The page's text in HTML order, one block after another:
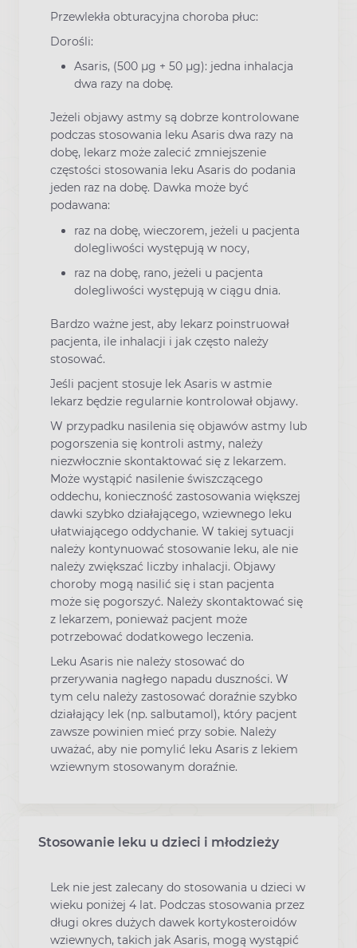
Przewlekła obturacyjna choroba płuc:
Dorośli:
Asaris, (500 μg + 50 μg): jedna inhalacja
dwa razy na dobę.
Jeżeli objawy astmy są dobrze kontrolowane
podczas stosowania leku Asaris dwa razy na
dobę, lekarz może zalecić zmniejszenie
częstości stosowania leku Asaris do podania
jeden raz na dobę. Dawka może być
podawana:
raz na dobę, wieczorem, jeżeli u pacjenta
dolegliwości występują w nocy,
raz na dobę, rano, jeżeli u pacjenta
dolegliwości występują w ciągu dnia.
Bardzo ważne jest, aby lekarz poinstruował
pacjenta, ile inhalacji i jak często należy
stosować.
Jeśli pacjent stosuje lek Asaris w astmie
lekarz będzie regularnie kontrolował objawy.
W przypadku nasilenia się objawów astmy lub
pogorszenia się kontroli astmy, należy
niezwłocznie skontaktować się z lekarzem.
Może wystąpić nasilenie świszczącego
oddechu, konieczność zastosowania większej
dawki szybko działającego, wziewnego leku
ułatwiającego oddychanie. W takiej sytuacji
należy kontynuować stosowanie leku, ale nie
należy zwiększać liczby inhalacji. Objawy
choroby mogą nasilić się i stan pacjenta
może się pogorszyć. Należy skontaktować się
z lekarzem, ponieważ pacjent może
potrzebować dodatkowego leczenia.
Leku Asaris nie należy stosować do
przerywania nagłego napadu duszności. W
tym celu należy zastosować doraźnie szybko
działający lek (np. salbutamol), który pacjent
zawsze powinien mieć przy sobie. Należy
uważać, aby nie pomylić leku Asaris z lekiem
wziewnym stosowanym doraźnie.
Stosowanie leku u dzieci i młodzieży
Lek nie jest zalecany do stosowania u dzieci w
wieku poniżej 4 lat. Podczas stosowania przez
długi okres dużych dawek kortykosteroidów
wziewnych, takich jak Asaris, mogą wystąpić